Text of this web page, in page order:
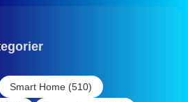
Smart Home (510)